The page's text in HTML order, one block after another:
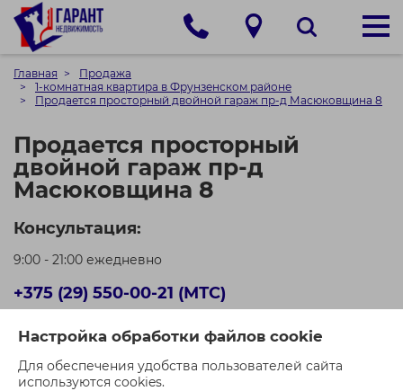
Настройка обработки файлов cookie
Для обеспечения удобства пользователей сайта
используются cookies.
Главная
Продажа
1-комнатная квартира в Фрунзенском районе
Продается просторный двойной гараж пр-д Масюковщина 8
Продается просторный
двойной гараж пр-д
Масюковщина 8
Консультация:
9:00 - 21:00 ежедневно
+375 (29) 550-00-21 (МТС)
+375 (44) 550-00-71 (A1)
Кол-во просмотров: 278